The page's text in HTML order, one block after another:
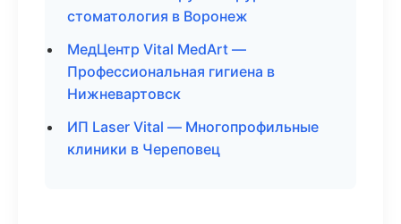
стоматология в Воронеж
МедЦентр Vital MedArt —
Профессиональная гигиена в
Нижневартовск
ИП Laser Vital — Многопрофильные
клиники в Череповец